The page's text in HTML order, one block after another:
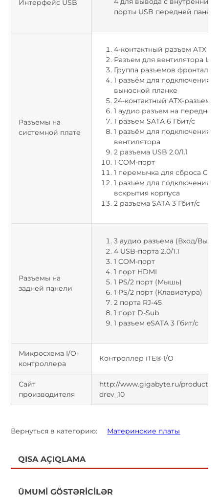
Интерфейс USB
порты USB передней
Разъемы на
системной плате
4-контактный разъем ATX 12
Разъем для вентилятора ЦП
Группа разъемов
1 разъём для подключения
выносной планке
24-контактный ATX-разъем
1 аудио разъем на
1 разъем SATA 6 Гбит/с
1 разъём для подключения
вентилятора
2 разъема USB 2.0/1.1
1 COM-порт
1 перемычка для сброса
1 разъем для подключения
вскрытия корпуса
2 разъема SATA 3 Гбит/с
Разъемы на
задней панели
3 аудио разъема (Вход/
4 USB-порта 2.0/1.1
1 COM-порт
1 порт HDMI
1 PS/2 порт (Мышь)
1 PS/2 порт (Клавиатура)
2 порта RJ-45
1 порт D-Sub
1 разъем eSATA 3 Гбит/с
Микросхема I/O-
контроллера
Контроллер iTE® I/O
Сайт
производителя
http://www.gigabyte.ru/products/
drev_10
Вернуться в категорию: Материнские платы
QISA AÇIQLAMA
ÜMUMI GÖSTƏRICILƏR